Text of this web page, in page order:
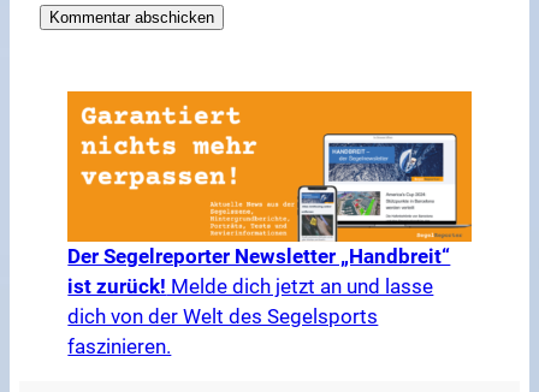
Der Segelreporter Newsletter „Handbreit“
ist zurück! Melde dich jetzt an und lasse
dich von der Welt des Segelsports
faszinieren.